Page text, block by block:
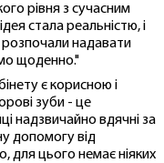
рівня з сучасним
стала реальністю, і
розпочали надавати
щоденно."
є корисною і
зуби - це
надзвичайно вдячні за
допомогу від
для цього немає ніяких